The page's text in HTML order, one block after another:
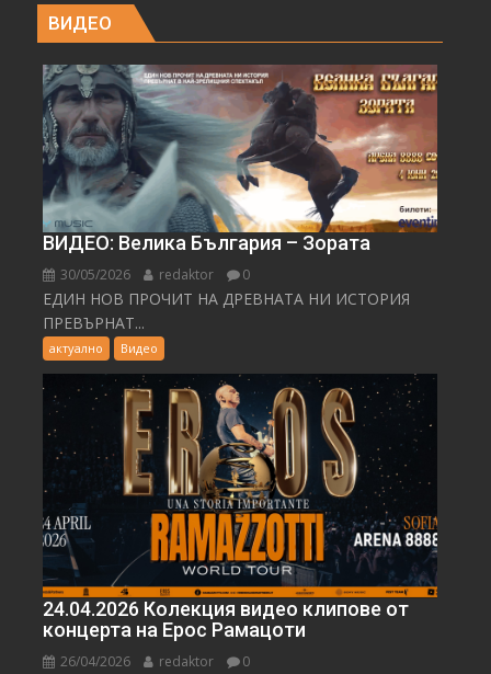
ВИДЕО
ВИДЕО: Велика България – Зората
30/05/2026 redaktor 0
ЕДИН НОВ ПРОЧИТ НА ДРЕВНАТА НИ ИСТОРИЯ
ПРЕВЪРНАТ...
актуално Видео
24.04.2026 Колекция видео клипове от
концерта на Ерос Рамацоти
26/04/2026 redaktor 0